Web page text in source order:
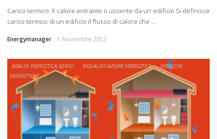
Carico termico: Il calore entrante o uscente da un edificio Si definisce
carico termico di un edificio il flusso di calore che ...
Energymanager 1 Novembre 2012
ANALISI ENERGETICA EDIFICI RIQUALIFICAZIONE ENERGETICA
VERIFICHE
ENERGETICHE